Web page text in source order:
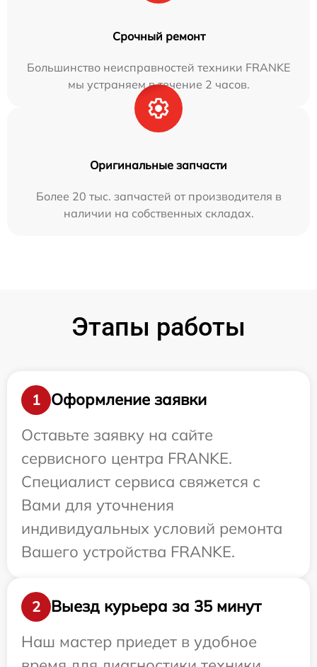
Срочный ремонт
Большинство неисправностей техники FRANKE
мы устраняем в течение 2 часов.
Оригинальные запчасти
Более 20 тыс. запчастей от производителя в
наличии на собственных складах.
Этапы работы
1
Оформление заявки
Оставьте заявку на сайте
сервисного центра FRANKE.
Специалист сервиса свяжется с
Вами для уточнения
индивидуальных условий ремонта
Вашего устройства FRANKE.
2
Выезд курьера за 35 минут
Наш мастер приедет в удобное